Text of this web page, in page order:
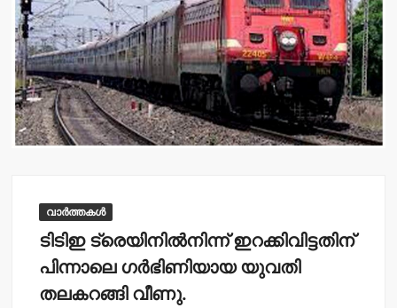
വാർത്തകൾ
ടിടിഇ ട്രെയിനില്‍നിന്ന് ഇറക്കിവിട്ടതിന്
പിന്നാലെ ഗര്‍ഭിണിയായ യുവതി
തലകറങ്ങി വീണു.